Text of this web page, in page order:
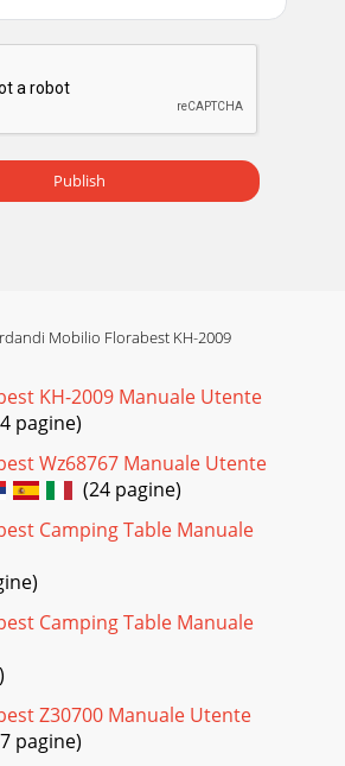
Publish
Mobilio Florabest KH-2009
KH-2009 Manuale Utente
pagine)
Wz68767 Manuale Utente
(24 pagine)
Camping Table Manuale
Camping Table Manuale
Z30700 Manuale Utente
pagine)